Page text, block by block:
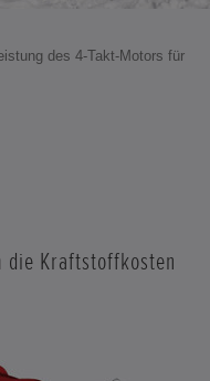
des 4-Takt-Motors für
die Kraftstoffkosten